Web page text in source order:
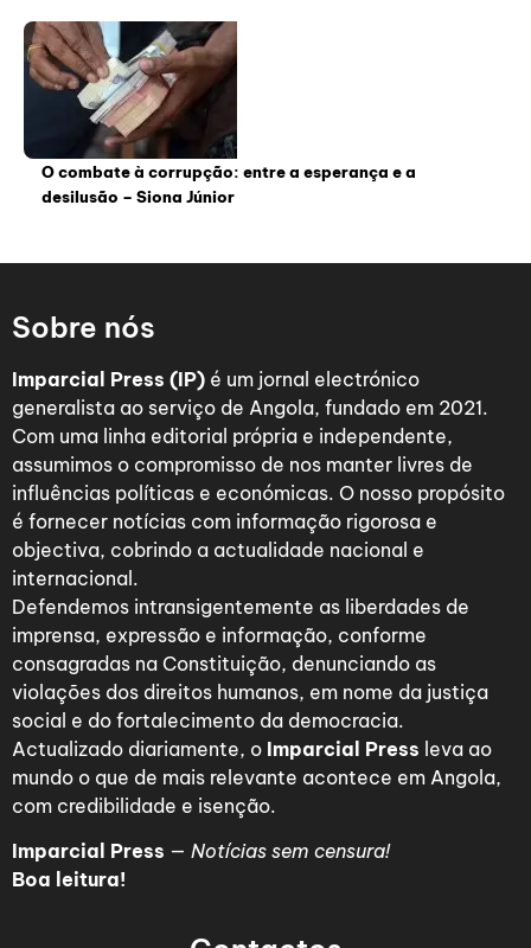
O combate à corrupção: entre a esperança e a
desilusão – Siona Júnior
Sobre nós
Imparcial Press (IP) é um jornal electrónico
generalista ao serviço de Angola, fundado em 2021.
Com uma linha editorial própria e independente,
assumimos o compromisso de nos manter livres de
influências políticas e económicas. O nosso propósito
é fornecer notícias com informação rigorosa e
objectiva, cobrindo a actualidade nacional e
internacional.
Defendemos intransigentemente as liberdades de
imprensa, expressão e informação, conforme
consagradas na Constituição, denunciando as
violações dos direitos humanos, em nome da justiça
social e do fortalecimento da democracia.
Actualizado diariamente, o Imparcial Press leva ao
mundo o que de mais relevante acontece em Angola,
com credibilidade e isenção.
Imparcial Press — Notícias sem censura!
Boa leitura!